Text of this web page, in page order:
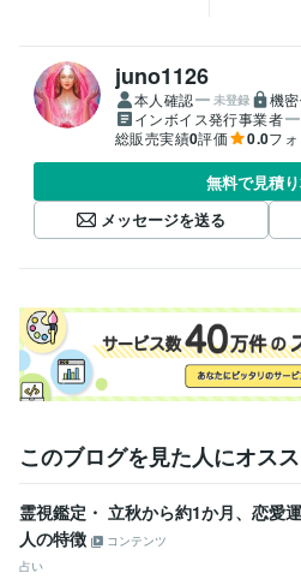
juno1126
本人確認 未登録 機
インボイス発行事業者
総販売実績0評価 0.0フ
無料で見積
メッセージを送る
このブログを見た人にオス
霊視鑑定・ 立秋から約1か月、恋愛
人の特徴
コンテンツ
占い